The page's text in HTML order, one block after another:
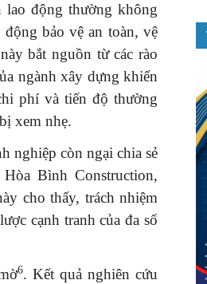
lao động thường không
bảo vệ an toàn, vệ
bắt nguồn từ các rào
ngành xây dựng khiến
phí và tiến độ thường
xem nhẹ.
nghiệp còn ngại chia sẻ
Bình Construction,
cho thấy, trách nhiệm
cạnh tranh của đa số
6. Kết quả nghiên cứu